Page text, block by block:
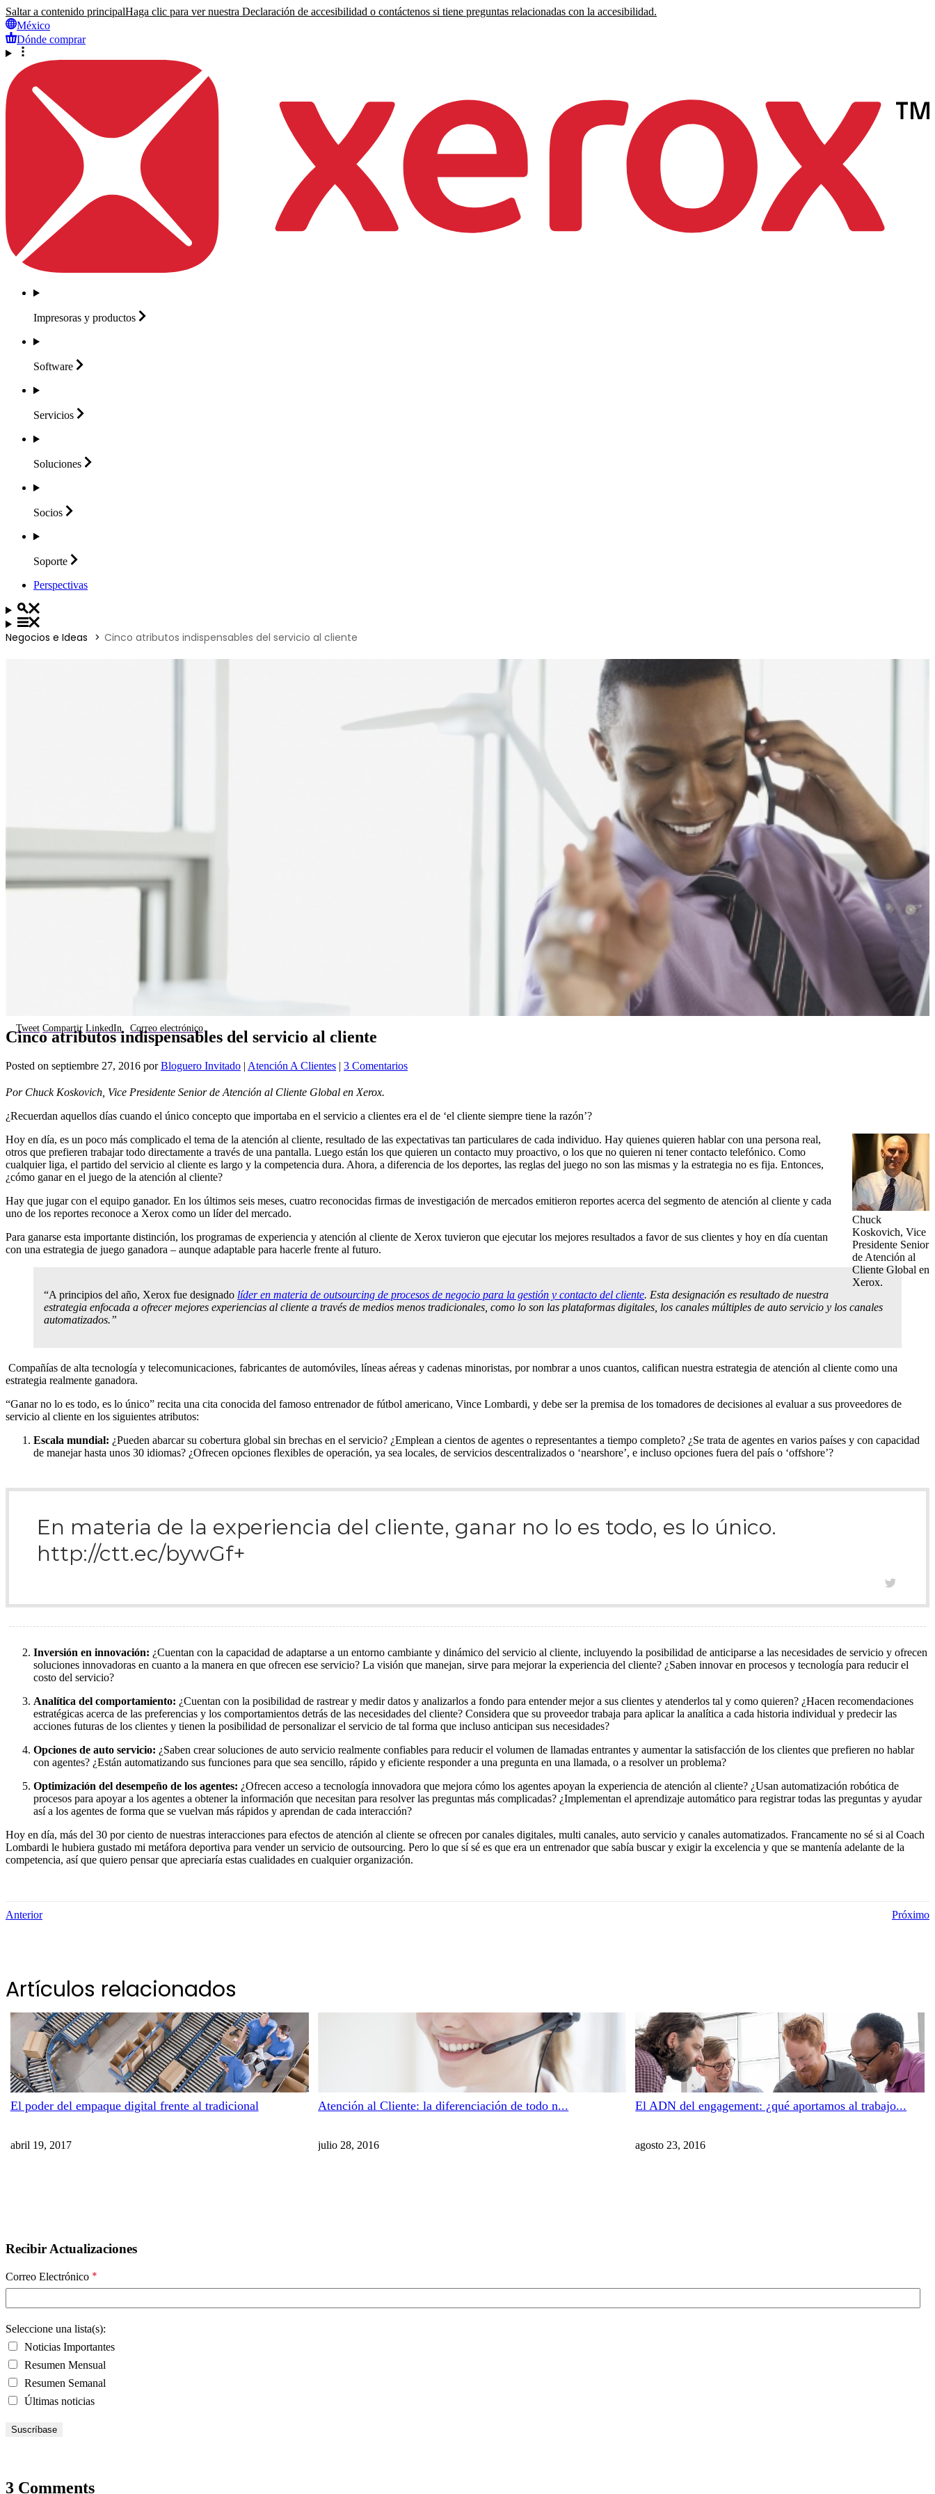
Saltar a contenido principalHaga clic para ver nuestra Declaración de accesibilidad o contáctenos si tiene preguntas relacionadas con la accesibilidad.
México
Dónde comprar
Impresoras y productos
Software
Servicios
Soluciones
Socios
Soporte
Perspectivas
Negocios e Ideas Cinco atributos indispensables del servicio al cliente
Tweet Compartir LinkedIn Correo electrónico
Cinco atributos indispensables del servicio al cliente
Posted on septiembre 27, 2016 porBloguero Invitado Atención A Clientes 3 Comentarios
Por Chuck Koskovich, Vice Presidente Senior de Atención al Cliente Global en Xerox.
¿Recuerdan aquellos días cuando el único concepto que importaba en el servicio a clientes era el de ‘el cliente siempre tiene la razón’?
Chuck
Koskovich, Vice
Presidente Senior
de Atención al
Cliente Global en
Xerox.
Hoy en día, es un poco más complicado el tema de la atención al cliente, resultado de las expectativas tan particulares de cada individuo. Hay quienes quieren hablar con una persona real,
otros que prefieren trabajar todo directamente a través de una pantalla. Luego están los que quieren un contacto muy proactivo, o los que no quieren ni tener contacto telefónico. Como
cualquier liga, el partido del servicio al cliente es largo y la competencia dura. Ahora, a diferencia de los deportes, las reglas del juego no son las mismas y la estrategia no es fija. Entonces,
¿cómo ganar en el juego de la atención al cliente?
Hay que jugar con el equipo ganador. En los últimos seis meses, cuatro reconocidas firmas de investigación de mercados emitieron reportes acerca del segmento de atención al cliente y cada
uno de los reportes reconoce a Xerox como un líder del mercado.
Para ganarse esta importante distinción, los programas de experiencia y atención al cliente de Xerox tuvieron que ejecutar los mejores resultados a favor de sus clientes y hoy en día cuentan
con una estrategia de juego ganadora – aunque adaptable para hacerle frente al futuro.
“A principios del año, Xerox fue designado líder en materia de outsourcing de procesos de negocio para la gestión y contacto del cliente. Esta designación es resultado de nuestra
estrategia enfocada a ofrecer mejores experiencias al cliente a través de medios menos tradicionales, como lo son las plataformas digitales, los canales múltiples de auto servicio y los canales
automatizados.”
Compañías de alta tecnología y telecomunicaciones, fabricantes de automóviles, líneas aéreas y cadenas minoristas, por nombrar a unos cuantos, califican nuestra estrategia de atención al cliente como una
estrategia realmente ganadora.
“Ganar no lo es todo, es lo único” recita una cita conocida del famoso entrenador de fútbol americano, Vince Lombardi, y debe ser la premisa de los tomadores de decisiones al evaluar a sus proveedores de
servicio al cliente en los siguientes atributos:
Escala mundial: ¿Pueden abarcar su cobertura global sin brechas en el servicio? ¿Emplean a cientos de agentes o representantes a tiempo completo? ¿Se trata de agentes en varios países y con capacidad
de manejar hasta unos 30 idiomas? ¿Ofrecen opciones flexibles de operación, ya sea locales, de servicios descentralizados o ‘nearshore’, e incluso opciones fuera del país o ‘offshore’?
En materia de la experiencia del cliente, ganar no lo es todo, es lo único.
http://ctt.ec/bywGf+
Inversión en innovación: ¿Cuentan con la capacidad de adaptarse a un entorno cambiante y dinámico del servicio al cliente, incluyendo la posibilidad de anticiparse a las necesidades de servicio y ofrecen
soluciones innovadoras en cuanto a la manera en que ofrecen ese servicio? La visión que manejan, sirve para mejorar la experiencia del cliente? ¿Saben innovar en procesos y tecnología para reducir el
costo del servicio?
Analítica del comportamiento: ¿Cuentan con la posibilidad de rastrear y medir datos y analizarlos a fondo para entender mejor a sus clientes y atenderlos tal y como quieren? ¿Hacen recomendaciones
estratégicas acerca de las preferencias y los comportamientos detrás de las necesidades del cliente? Considera que su proveedor trabaja para aplicar la analítica a cada historia individual y predecir las
acciones futuras de los clientes y tienen la posibilidad de personalizar el servicio de tal forma que incluso anticipan sus necesidades?
Opciones de auto servicio: ¿Saben crear soluciones de auto servicio realmente confiables para reducir el volumen de llamadas entrantes y aumentar la satisfacción de los clientes que prefieren no hablar
con agentes? ¿Están automatizando sus funciones para que sea sencillo, rápido y eficiente responder a una pregunta en una llamada, o a resolver un problema?
Optimización del desempeño de los agentes: ¿Ofrecen acceso a tecnología innovadora que mejora cómo los agentes apoyan la experiencia de atención al cliente? ¿Usan automatización robótica de
procesos para apoyar a los agentes a obtener la información que necesitan para resolver las preguntas más complicadas? ¿Implementan el aprendizaje automático para registrar todas las preguntas y ayudar
así a los agentes de forma que se vuelvan más rápidos y aprendan de cada interacción?
Hoy en día, más del 30 por ciento de nuestras interacciones para efectos de atención al cliente se ofrecen por canales digitales, multi canales, auto servicio y canales automatizados. Francamente no sé si al Coach
Lombardi le hubiera gustado mi metáfora deportiva para vender un servicio de outsourcing. Pero lo que sí sé es que era un entrenador que sabía buscar y exigir la excelencia y que se mantenía adelante de la
competencia, así que quiero pensar que apreciaría estas cualidades en cualquier organización.
Anterior Próximo
Artículos relacionados
El poder del empaque digital frente al tradicional
abril 19, 2017
Atención al Cliente: la diferenciación de todo n...
julio 28, 2016
El ADN del engagement: ¿qué aportamos al trabajo...
agosto 23, 2016
Recibir Actualizaciones
Correo Electrónico *
Seleccione una lista(s):
Noticias Importantes
Resumen Mensual
Resumen Semanal
Últimas noticias
3 Comments